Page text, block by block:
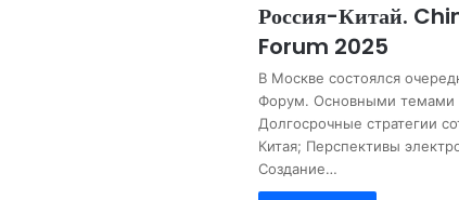
Россия-Китай.
Forum 2025
В Москве состоялся
Форум. Основными темами
Долгосрочные стратегии
Китая; Перспективы
Создание…